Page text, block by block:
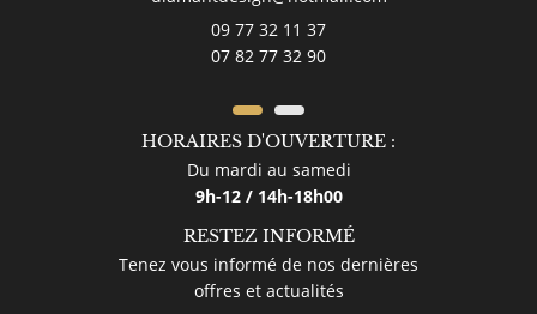
09 77 32 11 37
07 82 77 32 90
HORAIRES D'OUVERTURE :
Du mardi au samedi
9h-12 / 14h-18h00
RESTEZ INFORMÉ
Tenez vous informé de nos dernières
offres et actualités